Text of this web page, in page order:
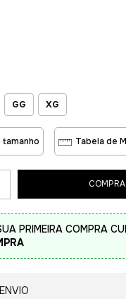
GG XG
Tabela de
PRIMEIRA COMPRA